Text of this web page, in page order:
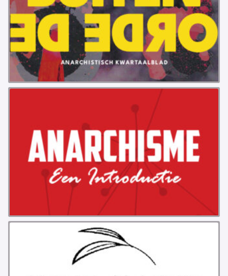
OTTO SLAVEFORCE
JUMBO DISTRIBUTIECENTRA EN OTTO WORKFORCE
PROBLEMY Z AGENCJA… PRACY TYMCZASOWEJ
OTTO
KUNST-ANARCHISTISCHE DAG BAJEENKOMST
VERKIEZINGEN
BASTION BASTARDS
DE CRISIS VOORBIJ
FREE JOCK PALFREEMAN
BUITEN DE ORDE